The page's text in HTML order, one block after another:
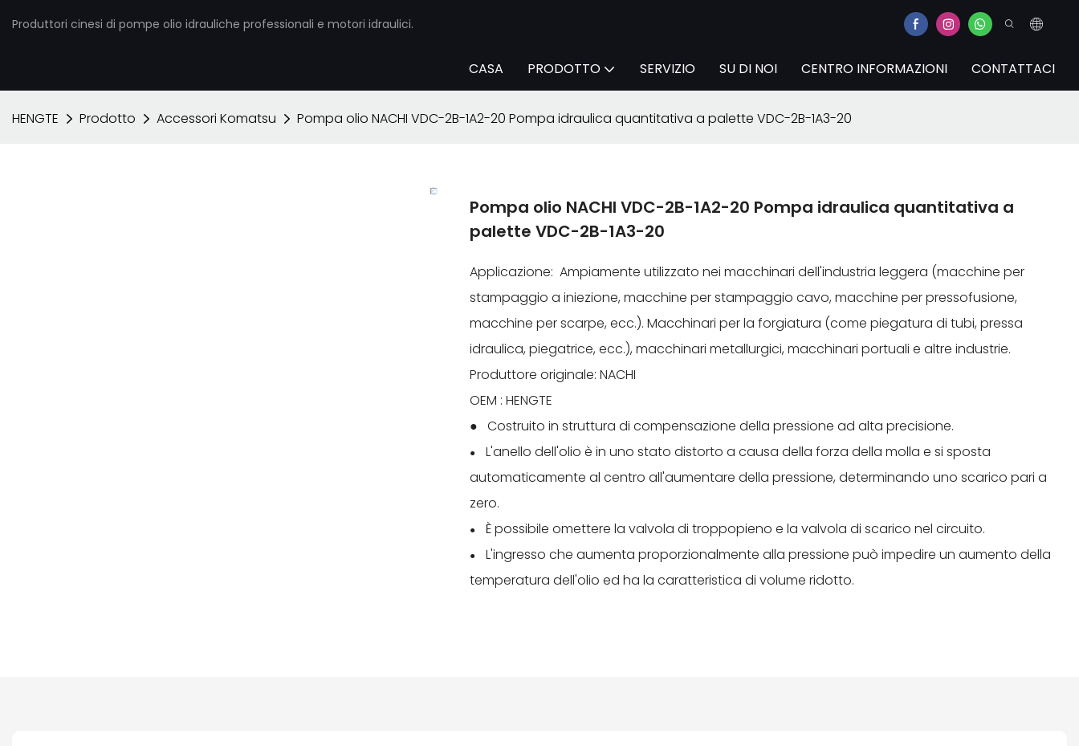
Produttori cinesi di pompe olio idrauliche professionali e motori idraulici.
CASA PRODOTTO SERVIZIO SU DI NOI CENTRO INFORMAZIONI CONTATTACI
HENGTE Prodotto Accessori Komatsu Pompa olio NACHI VDC-2B-1A2-20 Pompa idraulica quantitativa a palette VDC-2B-1A3-20
Pompa olio NACHI VDC-2B-1A2-20 Pompa idraulica quantitativa a
palette VDC-2B-1A3-20
Applicazione: Ampiamente utilizzato nei macchinari dell'industria leggera (macchine per
stampaggio a iniezione, macchine per stampaggio cavo, macchine per pressofusione,
macchine per scarpe, ecc.). Macchinari per la forgiatura (come piegatura di tubi, pressa
idraulica, piegatrice, ecc.), macchinari metallurgici, macchinari portuali e altre industrie.
Produttore originale: NACHI
OEM : HENGTE
● Costruito in struttura di compensazione della pressione ad alta precisione.
●
L'anello dell'olio è in uno stato distorto a causa della forza della molla e si sposta
automaticamente al centro all'aumentare della pressione, determinando uno scarico pari a
zero.
● È possibile omettere la valvola di troppopieno e la valvola di scarico nel circuito.
●
L'ingresso che aumenta proporzionalmente alla pressione può impedire un aumento della
temperatura dell'olio ed ha la caratteristica di volume ridotto.